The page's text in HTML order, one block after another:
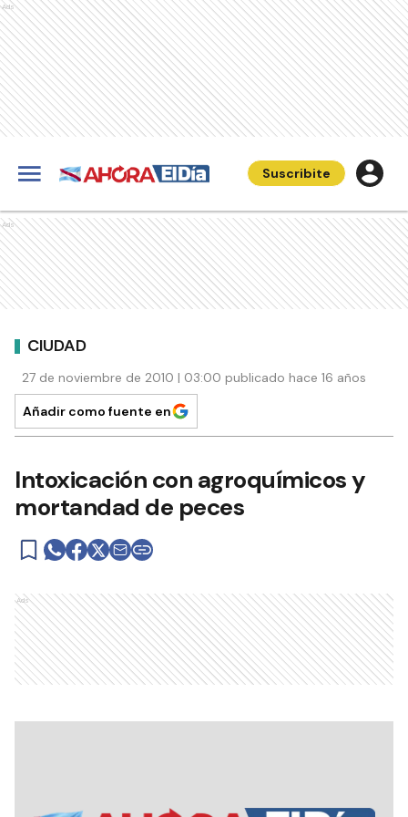
Ads
Suscribite
Ads
CIUDAD
27 de noviembre de 2010 | 03:00 publicado hace 16 años
Añadir como fuente en
Intoxicación con agroquímicos y
mortandad de peces
Ads